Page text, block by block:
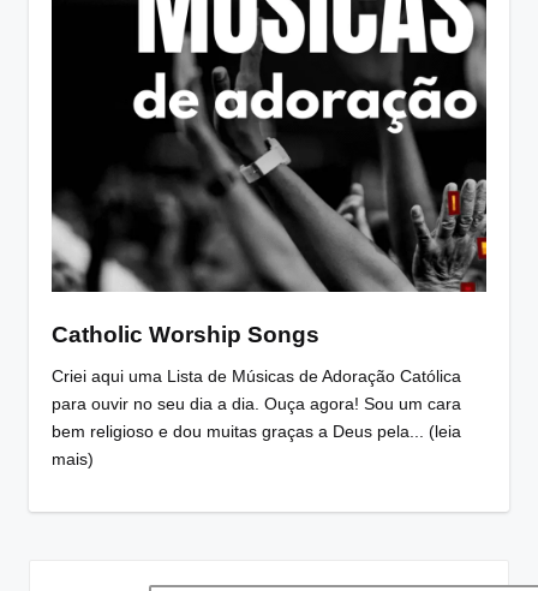
Catholic Worship Songs
Criei aqui uma Lista de Músicas de Adoração Católica
para ouvir no seu dia a dia. Ouça agora! Sou um cara
bem religioso e dou muitas graças a Deus pela... (leia
mais)